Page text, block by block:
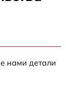
нами детали